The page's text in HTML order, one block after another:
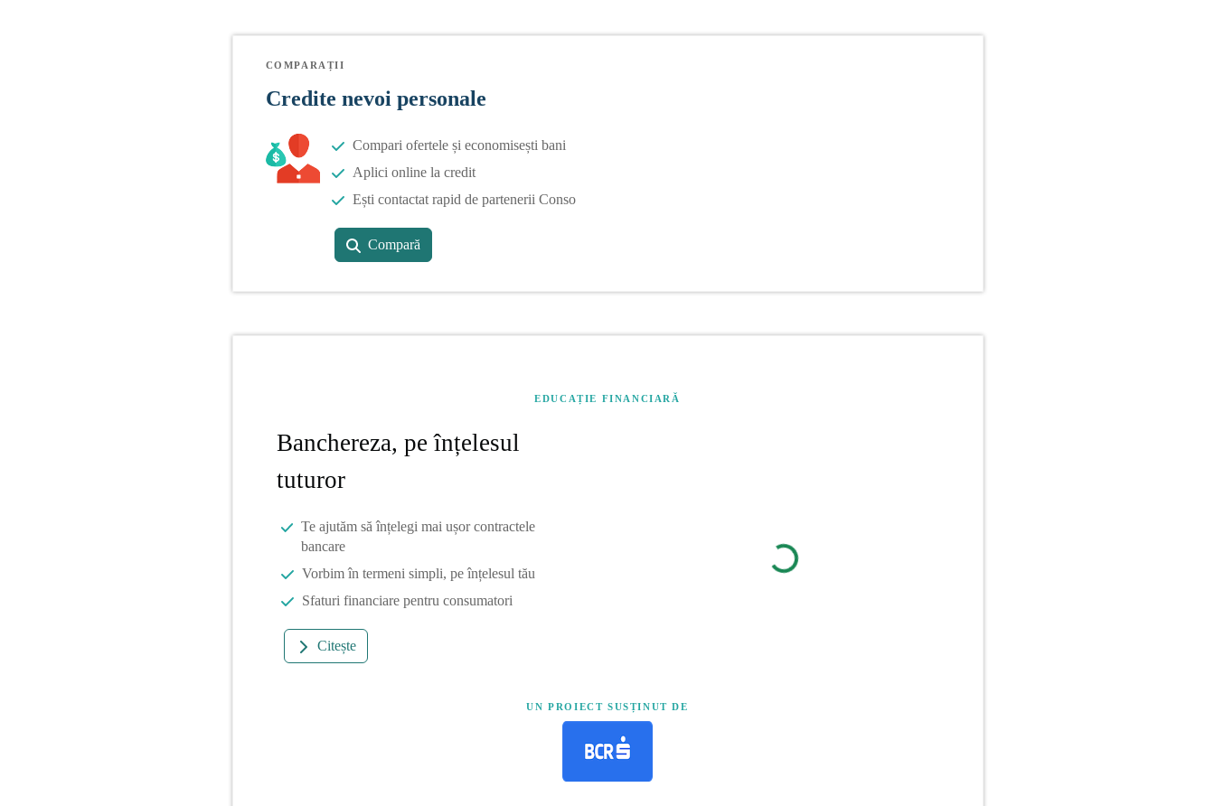
COMPARAȚII
Credite nevoi personale
Compari ofertele și economisești bani
Aplici online la credit
Ești contactat rapid de partenerii Conso
Compară
EDUCAȚIE FINANCIARĂ
Banchereza, pe înțelesul
tuturor
Te ajutăm să înțelegi mai ușor contractele
bancare
Vorbim în termeni simpli, pe înțelesul tău
Sfaturi financiare pentru consumatori
Citește
UN PROIECT SUSȚINUT DE